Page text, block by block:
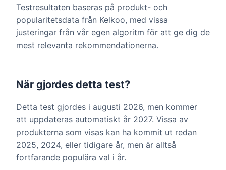
Testresultaten baseras på produkt- och
popularitetsdata från Kelkoo, med vissa
justeringar från vår egen algoritm för att ge dig de
mest relevanta rekommendationerna.
När gjordes detta test?
Detta test gjordes i augusti 2026, men kommer
att uppdateras automatiskt år 2027. Vissa av
produkterna som visas kan ha kommit ut redan
2025, 2024, eller tidigare år, men är alltså
fortfarande populära val i år.